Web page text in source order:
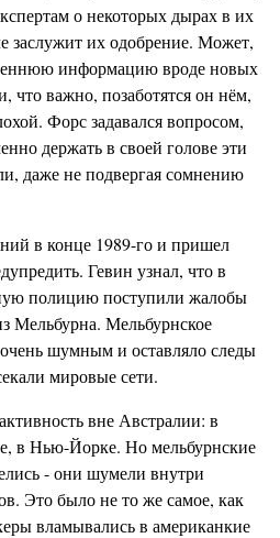
о некоторых дырах в их
заслужит их одобрение. Может,
информацию вроде новых
что важно, позаботятся он нём,
Форс задавался вопросом,
держать в своей голове эти
даже не подвергая сомнению
в конце 1989-го и пришел
Гевин узнал, что в
полицию поступили жалобы
Мельбурна. Мельбурнское
шумным и оставляло следы
мировые сети.
вне Австралии: в
в Нью-Йорке. Но мельбурнские
- они шумели внутри
Это было не то же самое, как
вламывались в американкие